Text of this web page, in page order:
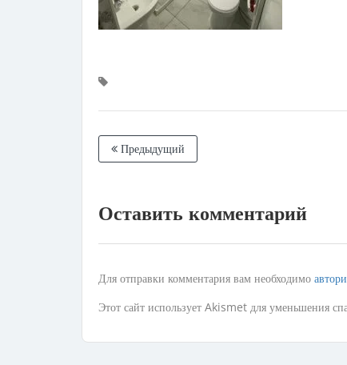
Предыдущий
Оставить комментарий
Для отправки комментария вам необходимо
Этот сайт использует Akismet для уменьшения